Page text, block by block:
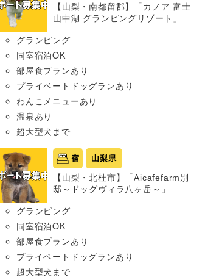
【山梨・南都留郡】「カノア 富士
山中湖 グランピングリゾート」
グランピング
同室宿泊OK
部屋食プランあり
プライベートドッグランあり
わんこメニューあり
温泉あり
超大型犬まで
宿 山梨県
【山梨・北杜市】「Aicafefarm別
邸～ドッグヴィラ八ヶ岳～」
グランピング
同室宿泊OK
部屋食プランあり
プライベートドッグランあり
超大型犬まで